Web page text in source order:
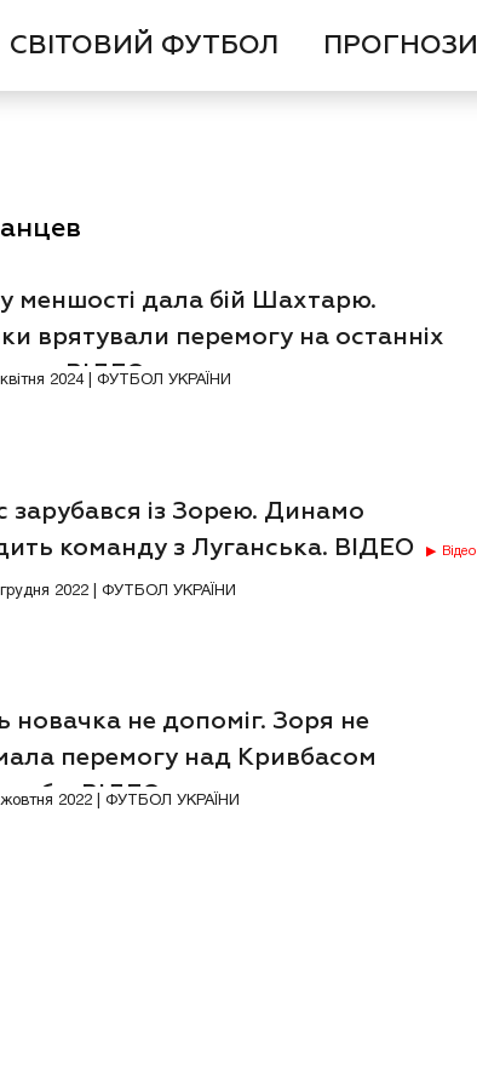
СВІТОВИЙ ФУТБОЛ ПРОГНОЗИ
меншості дала бій Шахтарю.
врятували перемогу на останніх
ВІДЕО
Відео
квітня 2024 | ФУТБОЛ УКРАЇНИ
зарубався із Зорею. Динамо
команду з Луганська. ВІДЕО
Відео
грудня 2022 | ФУТБОЛ УКРАЇНИ
новачка не допоміг. Зоря не
перемогу над Кривбасом
ВІДЕО
Відео
жовтня 2022 | ФУТБОЛ УКРАЇНИ